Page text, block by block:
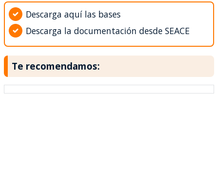
Descarga aquí las bases
Descarga la documentación desde SEACE
Te recomendamos: